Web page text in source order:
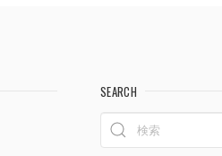
SEARCH